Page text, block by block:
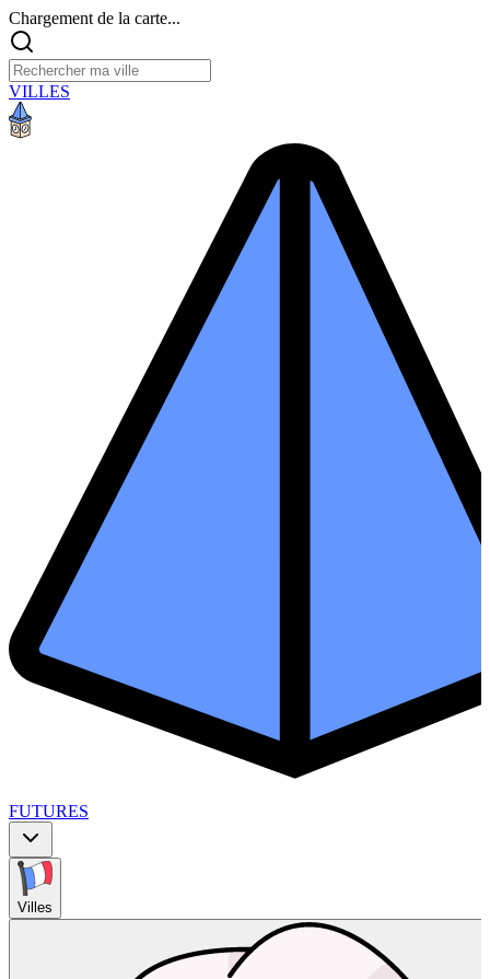
Chargement de la carte...
VILLES
FUTURES
Villes